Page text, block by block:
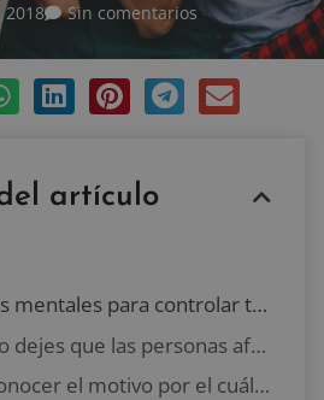
Sin comentarios
artículo
5 hábitos mentales para controlar tus emociones
1. No dejes que las personas afecten tus emociones
2. Conocer el motivo por el cuál se está enfadado